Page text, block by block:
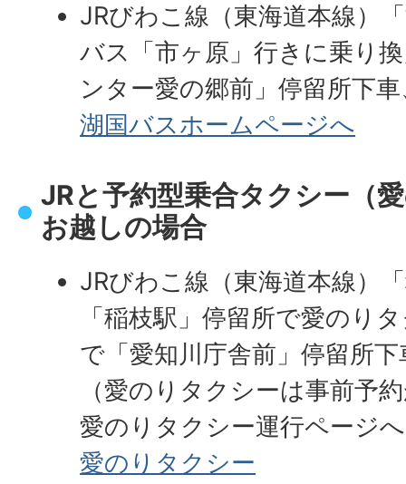
JRびわこ線（東海道本線）
バス「市ヶ原」行きに乗り
ンター愛の郷前」停留所下
湖国バスホームページへ
JRと予約型乗合タクシー（
お越しの場合
JRびわこ線（東海道本線）
「稲枝駅」停留所で愛のり
で「愛知川庁舎前」停留所
（愛のりタクシーは事前予
愛のりタクシー運行ページ
愛のりタクシー